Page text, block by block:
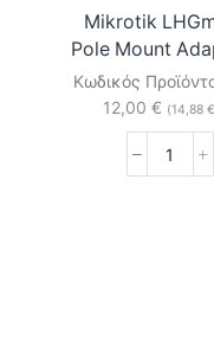
Mikrotik
Pole Mount
Κωδικός
12,00€ (14,88€